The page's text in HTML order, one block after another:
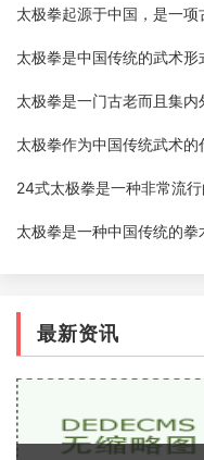
最新资讯